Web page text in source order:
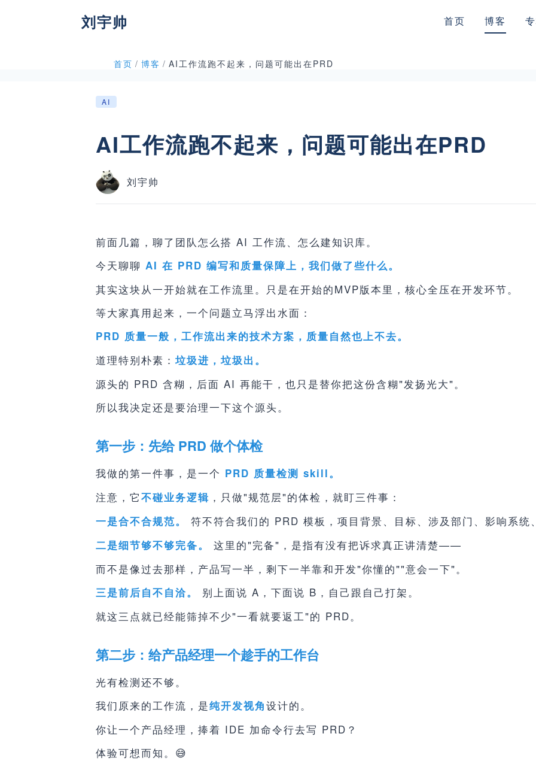
刘宇帅 首页 博客
首页 / 博客 / AI工作流跑不起来，问题可能出在PRD
AI
AI工作流跑不起来，问题可能出在PRD
刘宇帅
前面几篇，聊了团队怎么搭 AI 工作流、怎么建知识库。
今天聊聊 AI 在 PRD 编写和质量保障上，我们做了些什么。
其实这块从一开始就在工作流里。只是在开始的MVP版本里，核心全压在开发环节。
等大家真用起来，一个问题立马浮出水面：
PRD 质量一般，工作流出来的技术方案，质量自然也上不去。
道理特别朴素：垃圾进，垃圾出。
源头的 PRD 含糊，后面 AI 再能干，也只是替你把这份含糊"发扬光大"。
所以我决定还是要治理一下这个源头。
第一步：先给 PRD 做个体检
我做的第一件事，是一个 PRD 质量检测 skill。
注意，它不碰业务逻辑 ，只做"规范层"的体检，就盯三件事：
一是合不合规范。 符不符合我们的 PRD 模板，项目背景、目标、涉及部门、影响系统
二是细节够不够完备。
这里的"完备"，是指有没有把诉求真正讲清楚——
而不是像过去那样，产品写一半，剩下一半靠和开发"你懂的""意会一下"。
三是前后自不自洽。
别上面说 A，下面说 B，自己跟自己打架。
就这三点就已经能筛掉不少"一看就要返工"的 PRD。
第二步：给产品经理一个趁手的工作台
光有检测还不够。
我们原来的工作流，是纯开发视角设计的。
你让一个产品经理，捧着 IDE 加命令行去写 PRD？
体验可想而知。😅